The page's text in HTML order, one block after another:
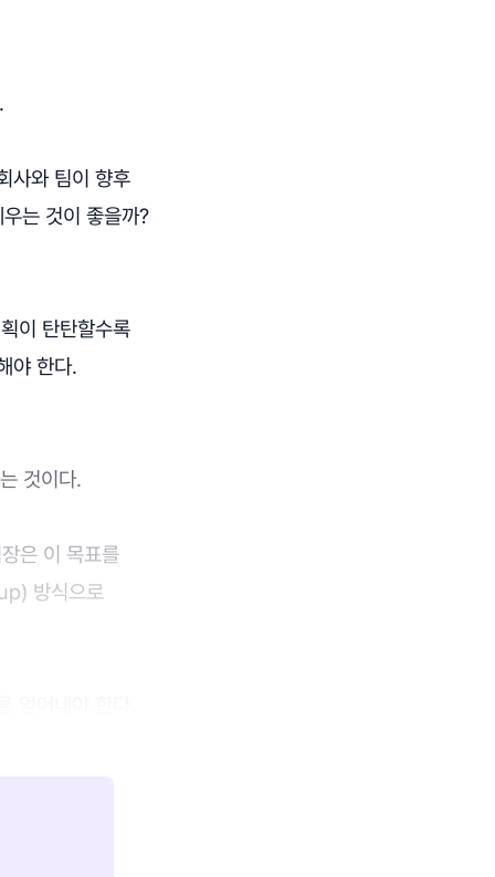
사와 팀이 향후
는 것이 좋을까?
이 탄탄할수록
야 한다.
것이다.
은 이 목표를
방식으로